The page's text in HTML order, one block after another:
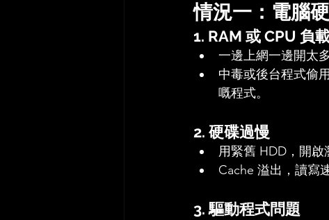
情況一：電腦
1. RAM 或 CPU 負
一邊上網一邊開太
中毒或後台程式偷
嘅程式。
2. 硬碟過慢
用緊舊 HDD，開啟
Cache 溢出，讀寫
3. 驅動程式問題